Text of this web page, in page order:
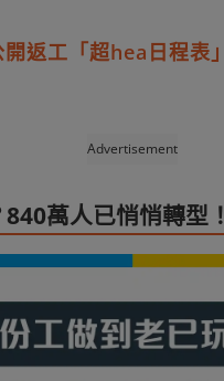
返工「超hea日程表」
Advertisement
萬人已悄悄轉型！